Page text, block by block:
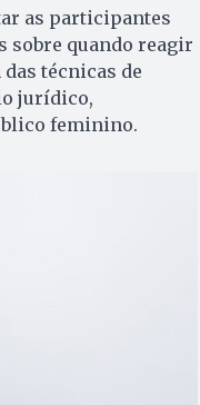
as participantes
sobre quando reagir
técnicas de
jurídico,
feminino.